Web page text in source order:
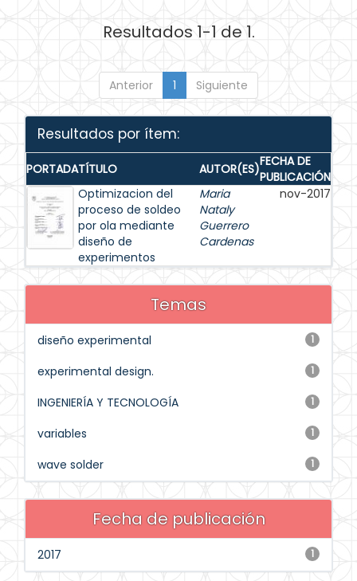
Resultados 1-1 de 1.
Anterior 1 Siguiente
Resultados por ítem:
PORTADATÍTULO AUTOR(ES)FECHA DE
PUBLICACIÓN
Optimizacion del
proceso de soldeo
por ola mediante
diseño de
experimentos
Maria
Nataly
Guerrero
Cardenas
nov-2017
Temas
1
diseño experimental
1
experimental design.
1
INGENIERÍA Y TECNOLOGÍA
1
variables
1
wave solder
Fecha de publicación
1
2017